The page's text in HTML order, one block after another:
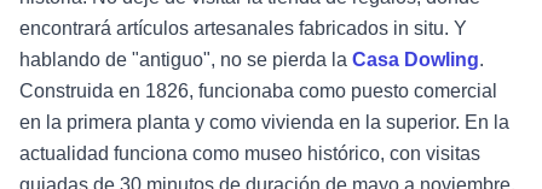
encontrará artículos artesanales fabricados in situ. Y
hablando de "antiguo", no se pierda la Casa Dowling.
Construida en 1826, funcionaba como puesto comercial
en la primera planta y como vivienda en la superior. En la
actualidad funciona como museo histórico, con visitas
guiadas de 30 minutos de duración de mayo a noviembre.